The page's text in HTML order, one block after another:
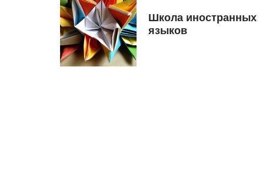
Школа иностранных
языков